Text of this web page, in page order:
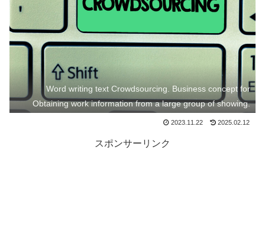
Word writing text Crowdsourcing. Business concept for
Obtaining work information from a large group of showing.
2023.11.22 2025.02.12
スポンサーリンク